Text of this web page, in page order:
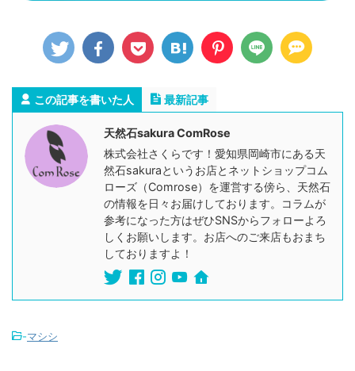
この記事を書いた人 最新記事
天然石sakura ComRose
株式会社さくらです！愛知県岡崎市にある天
然石sakuraというお店とネットショップコム
ローズ（Comrose）を運営する傍ら、天然石
の情報を日々お届けしております。コラムが
参考になった方はぜひSNSからフォローよろ
しくお願いします。お店へのご来店もおまち
しておりますよ！
-マシシ